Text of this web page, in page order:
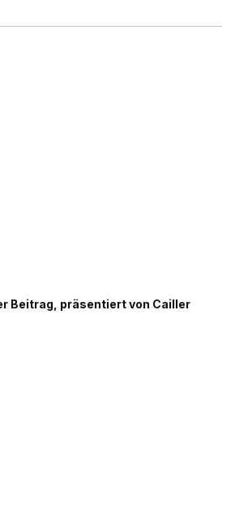
Beitrag, präsentiert von Cailler